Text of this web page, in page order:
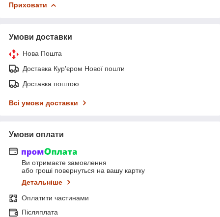
Приховати
Умови доставки
Нова Пошта
Доставка Курʼєром Нової пошти
Доставка поштою
Всі умови доставки
Умови оплати
Ви отримаєте замовлення
або гроші повернуться на вашу картку
Детальніше
Оплатити частинами
Післяплата